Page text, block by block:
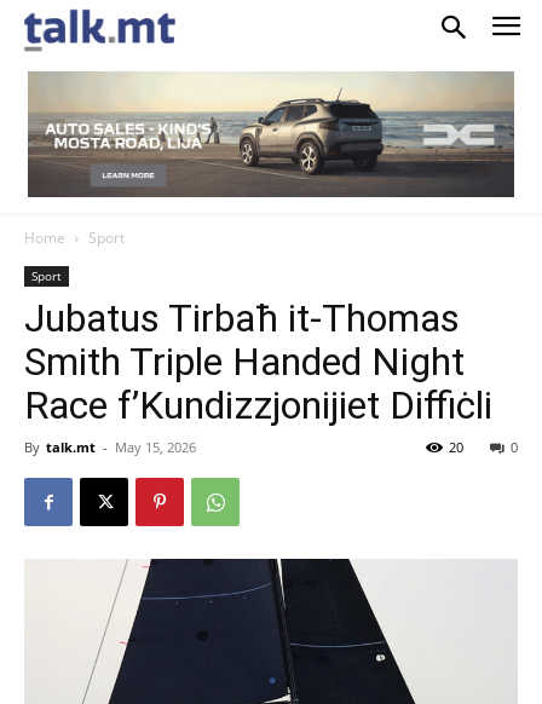
Home Sport
Sport
Jubatus Tirbaħ it-Thomas
Smith Triple Handed Night
Race f’Kundizzjonijiet Diffiċli
By talk.mt - May 15, 2026 0
20